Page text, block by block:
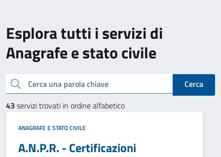
Esplora tutti i servizi di
Anagrafe e stato civile
Cerca una parola chiave
Cerca
43 servizi trovati in ordine alfabetico
ANAGRAFE E STATO CIVILE
A.N.P.R. - Certificazioni